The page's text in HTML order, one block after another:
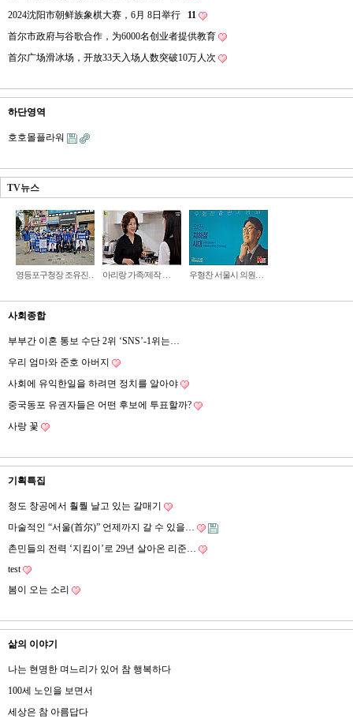
2024沈阳市朝鲜族象棋大赛，6月 8日举行
11
首尔市政府与谷歌合作，为6000名创业者提供教育
首尔广场滑冰场，开放33天入场人数突破10万人次
하단영역
호호몰플라워
TV뉴스
영등포구청장 조유진… 아리랑 가족/제작 … 우형찬 서울시 의원…
사회종합
부부간 이혼 통보 수단 2위 ‘SNS’-1위는…
우리 엄마와 준호 아버지
사회에 유익한일을 하려면 정치를 알아야
중국동포 유권자들은 어떤 후보에 투표할까?
사랑 꽃
기획특집
청도 창공에서 훨뤌 날고 있는 갈매기
마술적인 “서울(首尔)” 언제까지 갈 수 있을…
촌민들의 전력 ‘지킴이’로 29년 살아온 리준…
test
봄이 오는 소리
삶의 이야기
나는 현명한 며느리가 있어 참 행복하다
100세 노인을 보면서
세상은 참 아름답다